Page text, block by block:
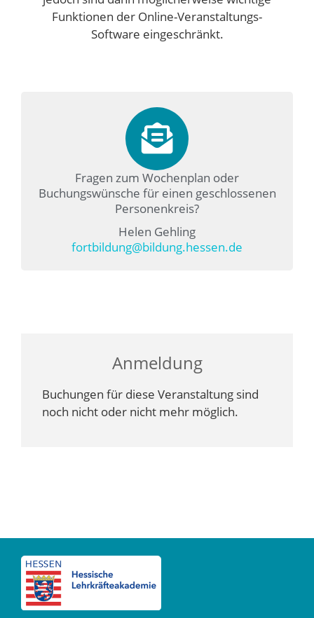
Funktionen der Online-Veranstaltungs-
Software eingeschränkt.
Fragen zum Wochenplan oder
Buchungswünsche für einen geschlossenen
Personenkreis?
Helen Gehling
fortbildung@bildung.hessen.de
Anmeldung
Buchungen für diese Veranstaltung sind
noch nicht oder nicht mehr möglich.